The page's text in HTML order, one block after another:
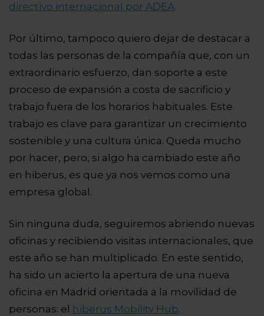
directivo internacional por ADEA.
Por último, tampoco quiero dejar de destacar a
todas las personas de la compañía que, con un
extraordinario esfuerzo, dan soporte a este
proceso de expansión a costa de sacrificio y
trabajo fuera de los horarios habituales. Este
trabajo es clave para garantizar un crecimiento
sostenible y una cultura única. Queda mucho
por hacer, pero, si algo ha cambiado este año
en hiberus, es que ya nos vemos como una
empresa global.
Sin ninguna duda, seguiremos abriendo nuevas
oficinas y recibiendo visitas internacionales, que
este año se han multiplicado. En este sentido,
ha sido un acierto la apertura de una nueva
oficina en Madrid orientada a la movilidad de
personas: el
hiberus Mobility Hub.